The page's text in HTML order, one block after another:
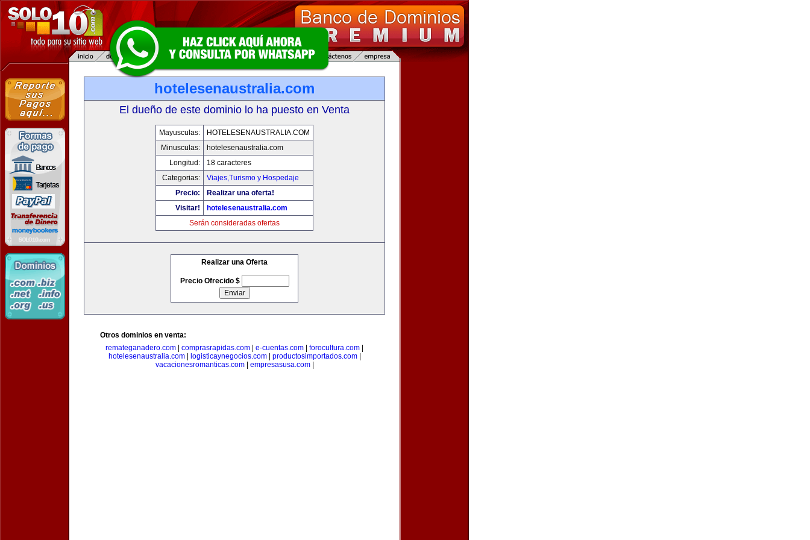
hotelesenaustralia.com
El dueño de este dominio lo ha puesto en Venta
Mayusculas:
HOTELESENAUSTRALIA.COM
Minusculas:
hotelesenaustralia.com
Longitud:
18 caracteres
Categorias:
Viajes,Turismo y Hospedaje
Precio:
Realizar una oferta!
Visitar!
hotelesenaustralia.com
Serán consideradas ofertas
Realizar una Oferta
Precio Ofrecido $
Otros dominios en venta:
remateganadero.com
comprasrapidas.com e-cuentas.com forocultura.com
hotelesenaustralia.com| logisticaynegocios.com| productosimportados.com|
vacacionesromanticas.com| empresasusa.com|